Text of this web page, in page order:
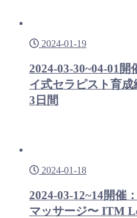
2024-01-19
2024-03-30~04-01
イ式セラピスト育
3日間
2024-01-18
2024-03-12~14開催
マッサージ〜 ITM